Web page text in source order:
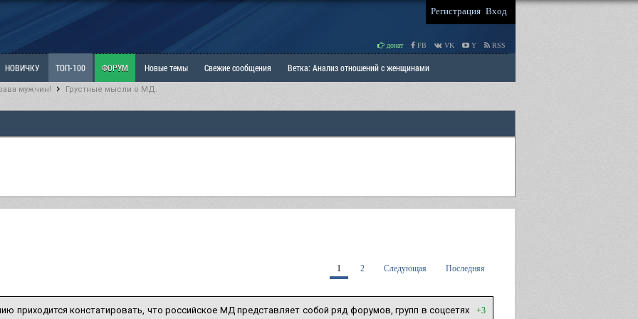
Регистрация Вход
донат FB VK Y RSS
НОВИЧКУ ТОП-100 ФОРУМ Новые темы Свежие сообщения Ветка: Анализ отношений с женщинами
Наболевшее. Выскажись! РАЗДЕЛ: Мы и Женщины
мужчин! Грустные мысли о МД.
1 2 Следующая Последняя
+3
приходится констатировать, что российское МД представляет собой ряд форумов, групп в соцсетях